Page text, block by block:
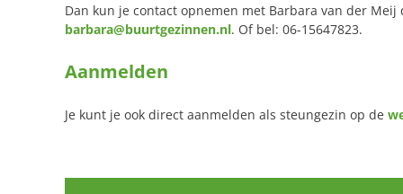
Dan kun je contact opnemen met Barbara van der
barbara@buurtgezinnen.nl. Of bel: 06-15647823.
Aanmelden
Je kunt je ook direct aanmelden als steungezin op de